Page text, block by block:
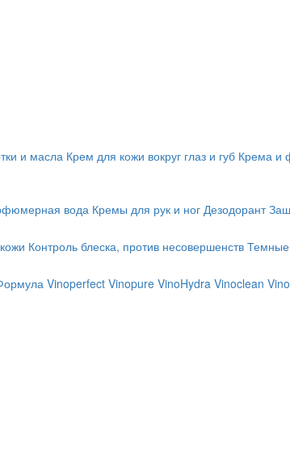
и масла Крем для кожи вокруг глаз и губ Крема и
вода Кремы для рук и ног Дезодорант
Контроль блеска, против несовершенств Темные
Vinoperfect Vinopure VinoHydra Vinoclean